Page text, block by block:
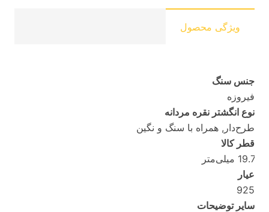
ویژگی محصول
جنس سنگ
فیروزه
نوع انگشتر نقره مردانه
طرح‌دار, همراه با سنگ و نگین
قطر کالا
19.7 میلی‌متر
عیار
925
سایر توضیحات